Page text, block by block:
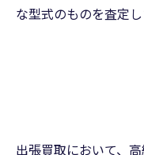
な型式のものを査定
出張買取において、